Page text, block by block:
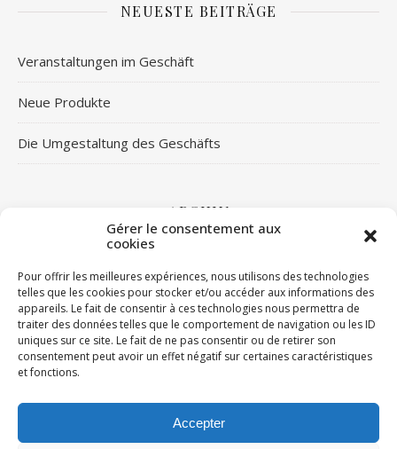
Gérer le consentement aux
cookies
Pour offrir les meilleures expériences, nous utilisons des technologies
telles que les cookies pour stocker et/ou accéder aux informations des
appareils. Le fait de consentir à ces technologies nous permettra de
traiter des données telles que le comportement de navigation ou les ID
uniques sur ce site. Le fait de ne pas consentir ou de retirer son
consentement peut avoir un effet négatif sur certaines caractéristiques
et fonctions.
Accepter
NEUESTE BEITRÄGE
Veranstaltungen im Geschäft
Neue Produkte
Die Umgestaltung des Geschäfts
ARCHIV
LIENS
Facebook
Google